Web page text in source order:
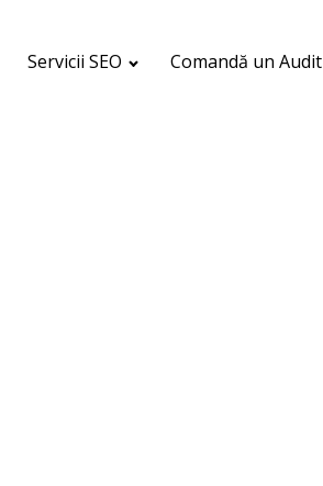
Servicii SEO Comandă un Audit